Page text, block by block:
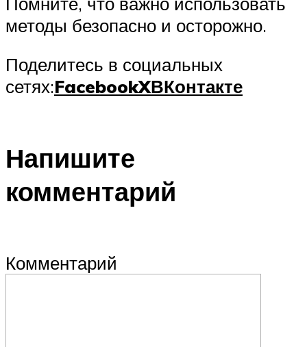
методы безопасно и осторожно.
Поделитесь в социальных
сетях:FacebookXВКонтакте
Напишите
комментарий
Комментарий